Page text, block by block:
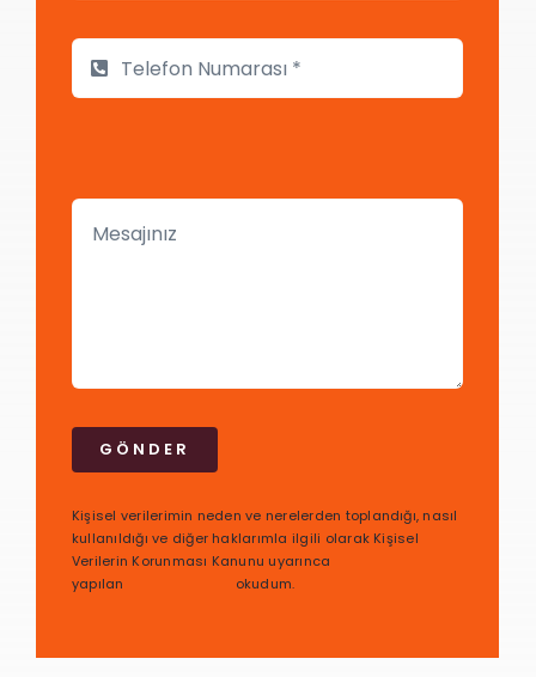
GÖNDER
Kişisel verilerimin neden ve nerelerden toplandığı, nasıl
kullanıldığı ve diğer haklarımla ilgili olarak Kişisel
Verilerin Korunması Kanunu uyarınca
yapılan
okudum.